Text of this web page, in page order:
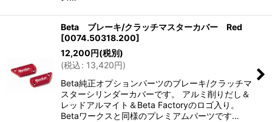
Beta ブレーキ/クラッチマスターカバー Red
[0074.50318.200]
12,200円(税別)
(税込: 13,420円)
Beta純正オプションパーツのブレーキ/クラッチマ
スターシリンダーカバーです。 アルミ削りだし＆
レッドアルマイト＆Beta Factoryのロゴ入り。
Betaワークスと同様のプレミアムパーツです…